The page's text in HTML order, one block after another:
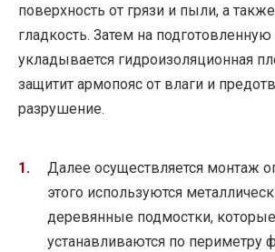
поверхность от грязи и пыли, а
гладкость. Затем на
укладывается гидроизоляционная
защитит армопояс от влаги и
разрушение.
Далее осуществляется монтаж
этого используются
деревянные подмостки, которые
устанавливаются по периметру